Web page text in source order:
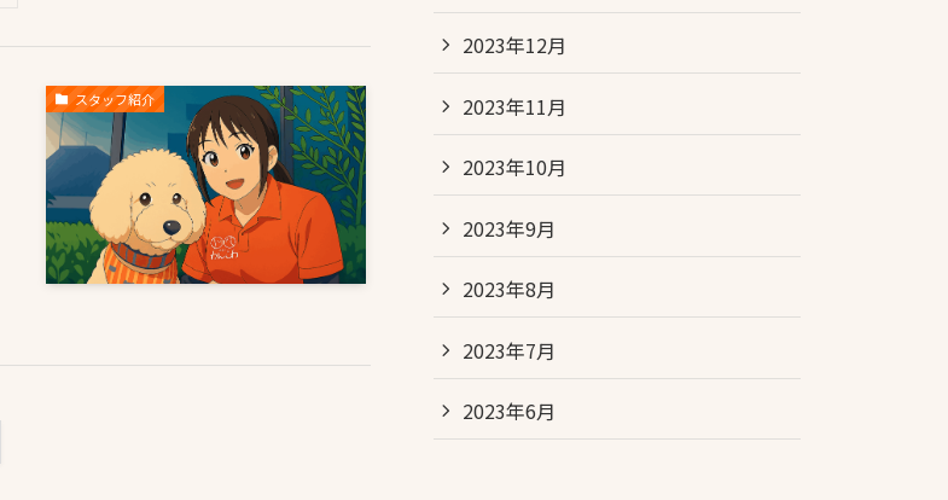
スタッフ紹介
2023年12月
2023年11月
2023年10月
2023年9月
2023年8月
2023年7月
2023年6月